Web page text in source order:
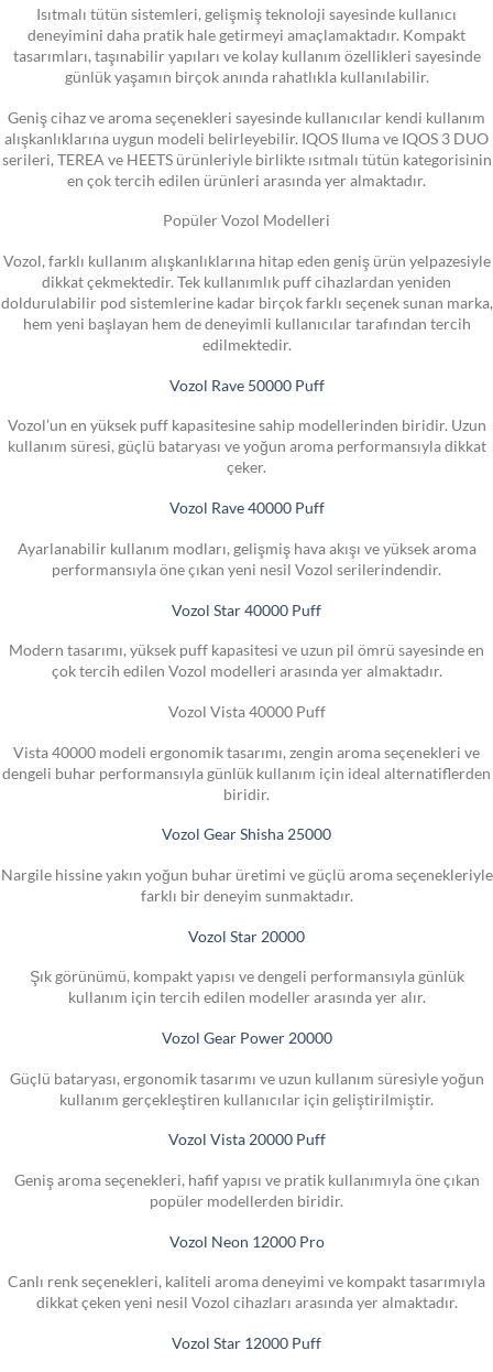
Isıtmalı tütün sistemleri, gelişmiş teknoloji sayesinde kullanıcı
deneyimini daha pratik hale getirmeyi amaçlamaktadır. Kompakt
tasarımları, taşınabilir yapıları ve kolay kullanım özellikleri sayesinde
günlük yaşamın birçok anında rahatlıkla kullanılabilir.
Geniş cihaz ve aroma seçenekleri sayesinde kullanıcılar kendi kullanım
alışkanlıklarına uygun modeli belirleyebilir. IQOS Iluma ve IQOS 3 DUO
serileri, TEREA ve HEETS ürünleriyle birlikte ısıtmalı tütün kategorisinin
en çok tercih edilen ürünleri arasında yer almaktadır.
Popüler Vozol Modelleri
Vozol, farklı kullanım alışkanlıklarına hitap eden geniş ürün yelpazesiyle
dikkat çekmektedir. Tek kullanımlık puff cihazlardan yeniden
doldurulabilir pod sistemlerine kadar birçok farklı seçenek sunan marka,
hem yeni başlayan hem de deneyimli kullanıcılar tarafından tercih
edilmektedir.
Vozol Rave 50000 Puff
Vozol’un en yüksek puff kapasitesine sahip modellerinden biridir. Uzun
kullanım süresi, güçlü bataryası ve yoğun aroma performansıyla dikkat
çeker.
Vozol Rave 40000 Puff
Ayarlanabilir kullanım modları, gelişmiş hava akışı ve yüksek aroma
performansıyla öne çıkan yeni nesil Vozol serilerindendir.
Vozol Star 40000 Puff
Modern tasarımı, yüksek puff kapasitesi ve uzun pil ömrü sayesinde en
çok tercih edilen Vozol modelleri arasında yer almaktadır.
Vozol Vista 40000 Puff
Vista 40000 modeli ergonomik tasarımı, zengin aroma seçenekleri ve
dengeli buhar performansıyla günlük kullanım için ideal alternatiflerden
biridir.
Vozol Gear Shisha 25000
Nargile hissine yakın yoğun buhar üretimi ve güçlü aroma seçenekleriyle
farklı bir deneyim sunmaktadır.
Vozol Star 20000
Şık görünümü, kompakt yapısı ve dengeli performansıyla günlük
kullanım için tercih edilen modeller arasında yer alır.
Vozol Gear Power 20000
Güçlü bataryası, ergonomik tasarımı ve uzun kullanım süresiyle yoğun
kullanım gerçekleştiren kullanıcılar için geliştirilmiştir.
Vozol Vista 20000 Puff
Geniş aroma seçenekleri, hafif yapısı ve pratik kullanımıyla öne çıkan
popüler modellerden biridir.
Vozol Neon 12000 Pro
Canlı renk seçenekleri, kaliteli aroma deneyimi ve kompakt tasarımıyla
dikkat çeken yeni nesil Vozol cihazları arasında yer almaktadır.
Vozol Star 12000 Puff